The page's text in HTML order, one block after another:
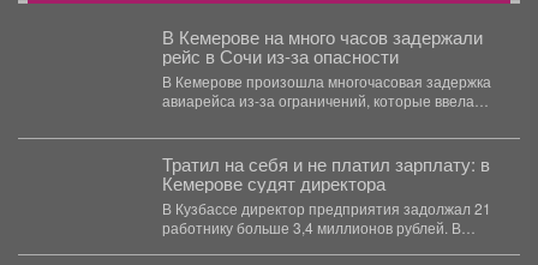
В Кемерове на много часов задержали
рейс в Сочи из-за опасности
В Кемерове произошла многочасовая задержка
авиарейса из-за ограничений, которые ввела
Тратил на себя и не платил зарплату: в
Кемерове судят директора
В Кузбассе директор предприятия задолжал 21
работнику больше 3,4 миллионов рублей. В